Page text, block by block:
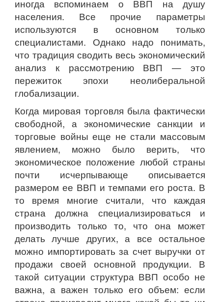
иногда вспоминаем о ВВП на душу
населения. Все прочие параметры
используются в основном только
специалистами. Однако надо понимать,
что традиция сводить весь экономический
анализ к рассмотрению ВВП — это
пережиток эпохи неолиберальной
глобализации.
Когда мировая торговля была фактически
свободной, а экономические санкции и
торговые войны еще не стали массовым
явлением, можно было верить, что
экономическое положение любой страны
почти исчерпывающе описывается
размером ее ВВП и темпами его роста. В
то время многие считали, что каждая
страна должна специализироваться и
производить только то, что она может
делать лучше других, а все остальное
можно импортировать за счет выручки от
продажи своей основной продукции. В
такой ситуации структура ВВП особо не
важна, а важен только его объем: если